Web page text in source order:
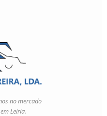
no mercado
Leiria.